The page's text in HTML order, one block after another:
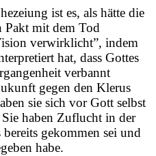
ist es, als hätte die
Pakt mit dem Tod
verwirklicht”, indem
hat, dass Gottes
verbannt
gegen den Klerus
sie sich vor Gott selbst
haben Zuflucht in der
gekommen sei und
habe.